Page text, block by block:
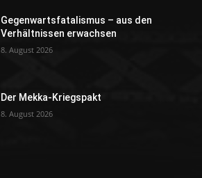
Gegenwartsfatalismus – aus den
Verhältnissen erwachsen
8. August 2026
Der Mekka-Kriegspakt
8. August 2026